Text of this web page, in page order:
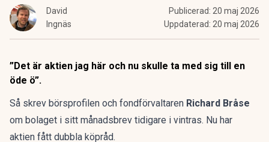
David
Ingnäs
Publicerad: 20 maj 2026
Uppdaterad: 20 maj 2026
”Det är aktien jag här och nu skulle ta med sig till en
öde ö”.
Så skrev börsprofilen och fondförvaltaren Richard Bråse
om bolaget i sitt månadsbrev tidigare i vintras. Nu har
aktien fått dubbla köpråd.